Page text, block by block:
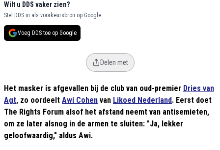
Wilt u DDS vaker zien?
Stel DDS in als voorkeursbron op Google.
Voeg DDS toe op Google
Delen met
Het masker is afgevallen bij de club van oud-premier Dries van
Agt, zo oordeelt Awi Cohen van Likoed Nederland. Eerst doet
The Rights Forum alsof het afstand neemt van antisemieten,
om ze later alsnog in de armen te sluiten: "Ja, lekker
geloofwaardig," aldus Awi.